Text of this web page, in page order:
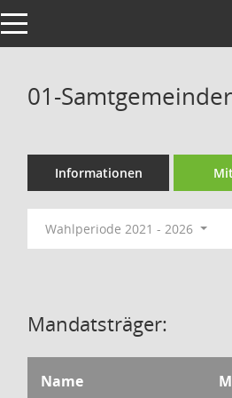
Toggle navigation
01-
Informationen
Wahlperiode 2021 - 2026
Mandatsträger:
Name